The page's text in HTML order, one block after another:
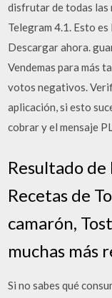
disfrutar de todas las
Telegram 4.1. Esto
Descargar ahora.
Vendemas para más
votos negativos.
aplicación, si esto
cobrar y el mensaje
Resultado
Recetas de
camarón,
muchas más
Si no sabes qué